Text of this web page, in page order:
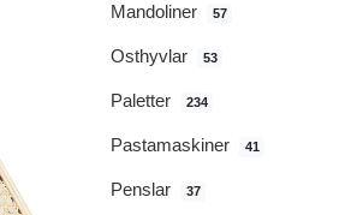
Mandoliner 57
Osthyvlar 53
Paletter 234
Pastamaskiner 41
Penslar 37